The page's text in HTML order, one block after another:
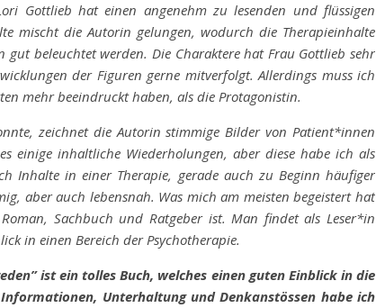
Gottlieb hat einen angenehm zu lesenden und flüssigen
mischt die Autorin gelungen, wodurch die Therapieinhalte
beleuchtet werden. Die Charaktere hat Frau Gottlieb sehr
der Figuren gerne mitverfolgt. Allerdings muss ich
mehr beeindruckt haben, als die Protagonistin.
zeichnet die Autorin stimmige Bilder von Patient*innen
einige inhaltliche Wiederholungen, aber diese habe ich als
Inhalte in einer Therapie, gerade auch zu Beginn häufiger
aber auch lebensnah. Was mich am meisten begeistert hat
Sachbuch und Ratgeber ist. Man findet als Leser*in
in einen Bereich der Psychotherapie.
ist ein tolles Buch, welches einen guten Einblick in die
Unterhaltung und Denkanstössen habe ich